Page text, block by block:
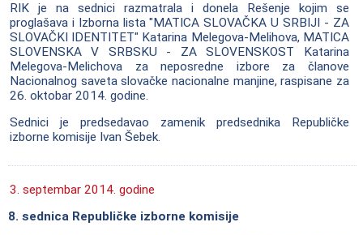
RIK je na sednici razmatrala i donela Rešenje kojim se
proglašava i Izborna lista "MATICA SLOVAČKA U SRBIJI - ZA
SLOVAČKI IDENTITET" Katarina Melegova-Melihova, MATICA
SLOVENSKA V SRBSKU - ZA SLOVENSKOST Katarina
Melegova-Melichova za neposredne izbore za članove
Nacionalnog saveta slovačke nacionalne manjine, raspisane za
26. oktobar 2014. godine.
Sednici je predsedavao zamenik predsednika Republičke
izborne komisije Ivan Šebek.
3. septembar 2014. godine
8. sednica Republičke izborne komisije